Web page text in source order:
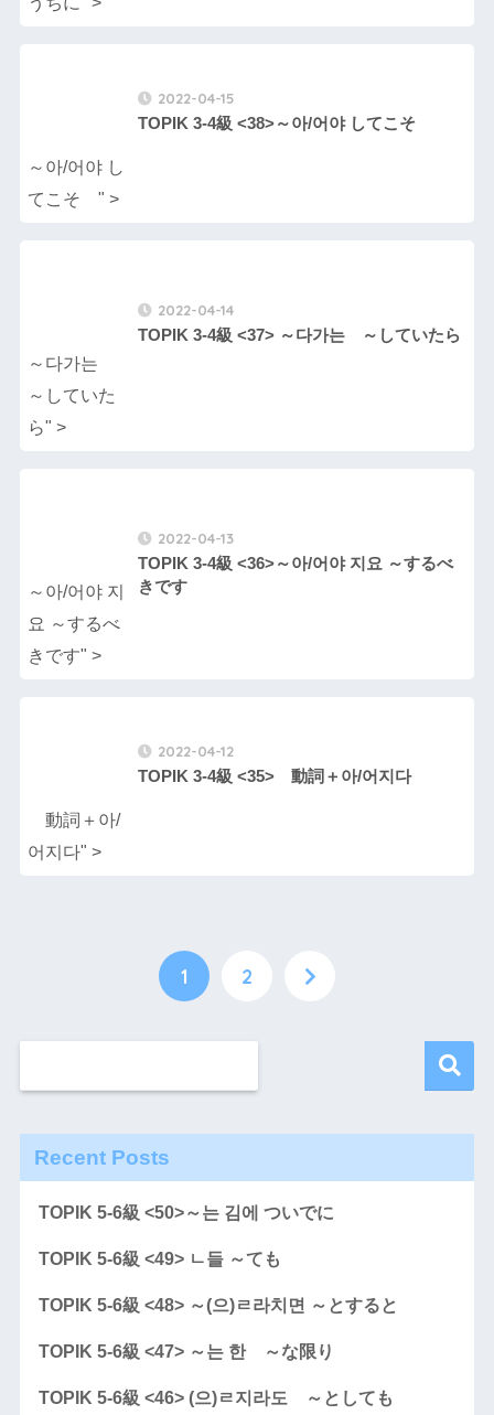
～아/어야 し
てこそ " >
2022-04-15
TOPIK 3-4級 <38>～아/어야 してこそ
～다가는
～していた
ら" >
2022-04-14
TOPIK 3-4級 <37> ～다가는 ～していたら
～아/어야 지
요 ～するべ
きです" >
2022-04-13
TOPIK 3-4級 <36>～아/어야 지요 ～するべ
きです
動詞＋아/
어지다" >
2022-04-12
TOPIK 3-4級 <35> 動詞＋아/어지다
1 2
Recent Posts
TOPIK 5-6級 <50>～는 김에 ついでに
TOPIK 5-6級 <49> ㄴ들 ～ても
TOPIK 5-6級 <48> ～(으)ㄹ라치면 ～とすると
TOPIK 5-6級 <47> ～는 한 ～な限り
TOPIK 5-6級 <46> (으)ㄹ지라도 ～としても